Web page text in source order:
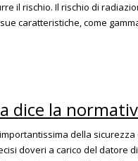
il rischio. Il rischio di
caratteristiche, come
dice la
della
doveri a carico del datore